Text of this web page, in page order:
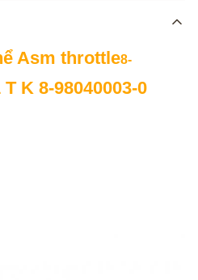
Asm throttle8-
K 8-98040003-0